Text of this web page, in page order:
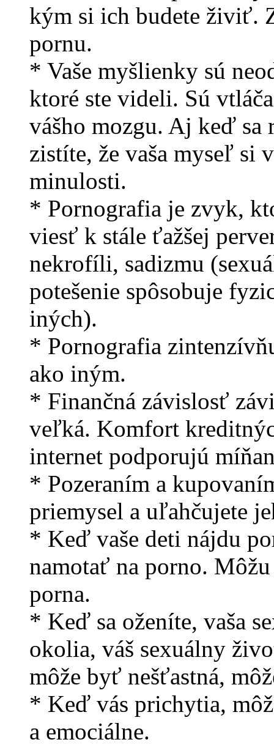
kým si ich budete živiť.
pornu.
* Vaše myšlienky sú
ktoré ste videli. Sú
vášho mozgu. Aj keď sa
zistíte, že vaša myseľ
minulosti.
* Pornografia je zvyk,
viesť k stále ťažšej
nekrofíli, sadizmu
potešenie spôsobuje
iných).
* Pornografia
ako iným.
* Finančná závislosť
veľká. Komfort
internet podporujú
* Pozeraním a
priemysel a uľahčujete
* Keď vaše deti nájdu
namotať na porno.
porna.
* Keď sa oženíte, vaša
okolia, váš sexuálny
môže byť nešťastná,
* Keď vás prichytia,
a emociálne.